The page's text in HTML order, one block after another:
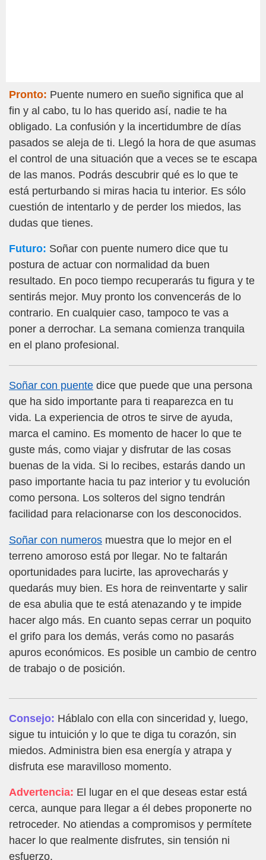
Pronto: Puente numero en sueño significa que al
fin y al cabo, tu lo has querido así, nadie te ha
obligado. La confusión y la incertidumbre de días
pasados se aleja de ti. Llegó la hora de que asumas
el control de una situación que a veces se te escapa
de las manos. Podrás descubrir qué es lo que te
está perturbando si miras hacia tu interior. Es sólo
cuestión de intentarlo y de perder los miedos, las
dudas que tienes.
Futuro: Soñar con puente numero dice que tu
postura de actuar con normalidad da buen
resultado. En poco tiempo recuperarás tu figura y te
sentirás mejor. Muy pronto los convencerás de lo
contrario. En cualquier caso, tampoco te vas a
poner a derrochar. La semana comienza tranquila
en el plano profesional.
Soñar con puente dice que puede que una persona
que ha sido importante para ti reaparezca en tu
vida. La experiencia de otros te sirve de ayuda,
marca el camino. Es momento de hacer lo que te
guste más, como viajar y disfrutar de las cosas
buenas de la vida. Si lo recibes, estarás dando un
paso importante hacia tu paz interior y tu evolución
como persona. Los solteros del signo tendrán
facilidad para relacionarse con los desconocidos.
Soñar con numeros muestra que lo mejor en el
terreno amoroso está por llegar. No te faltarán
oportunidades para lucirte, las aprovecharás y
quedarás muy bien. Es hora de reinventarte y salir
de esa abulia que te está atenazando y te impide
hacer algo más. En cuanto sepas cerrar un poquito
el grifo para los demás, verás como no pasarás
apuros económicos. Es posible un cambio de centro
de trabajo o de posición.
Consejo: Háblalo con ella con sinceridad y, luego,
sigue tu intuición y lo que te diga tu corazón, sin
miedos. Administra bien esa energía y atrapa y
disfruta ese maravilloso momento.
Advertencia: El lugar en el que deseas estar está
cerca, aunque para llegar a él debes proponerte no
retroceder. No atiendas a compromisos y permítete
hacer lo que realmente disfrutes, sin tensión ni
esfuerzo.